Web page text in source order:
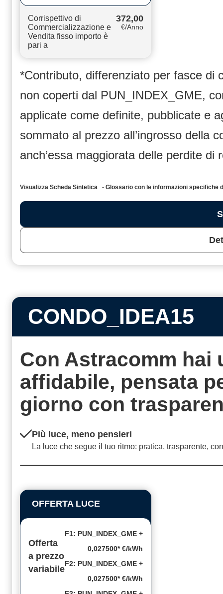
Corrispettivo di
Commercializzazione e
Vendita fisso importo è
pari a
372,00
€/Anno
*Contributo, differenziato per fasce di
non coperti dal PUN_INDEX_GME,
applicate come definite, pubblicate e
sommato al prezzo all’ingrosso della
anch’essa maggiorata delle perdite di
Visualizza Scheda Sintetica - Glossario con le informazioni
CONDO_IDEA15
Con Astracomm hai
affidabile, pensata
giorno con
Più luce, meno pensieri
La luce che segue il tuo ritmo: pratica, trasparente,
OFFERTA LUCE
Offerta
a prezzo
variabile
F1: PUN_INDEX_GME +
0,027500* €/kWh
F2: PUN_INDEX_GME +
0,027500* €/kWh